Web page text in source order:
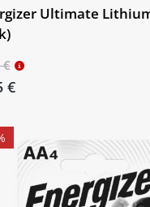
Ultimate
€
€